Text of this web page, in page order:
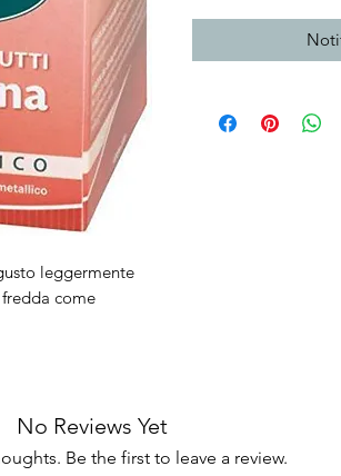
leggermente
come
No Reviews Yet
Be the first to leave a review.